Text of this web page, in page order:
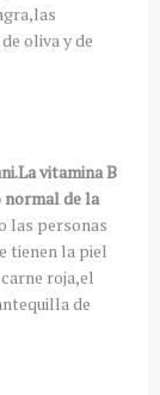
oliva y de
vitamina B
normal de la
las personas
tienen la piel
roja,el
de